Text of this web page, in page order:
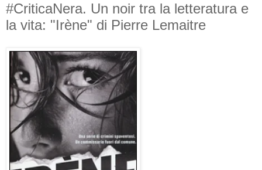
#CriticaNera. Un noir tra la letteratura e
la vita: "Irène" di Pierre Lemaitre